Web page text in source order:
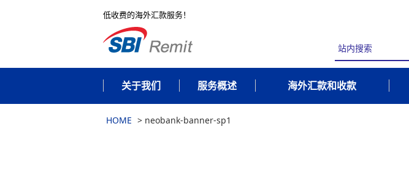
低收费的海外汇款服务！
关于我们 服务概述 海外汇款和收款
HOME > neobank-banner-sp1